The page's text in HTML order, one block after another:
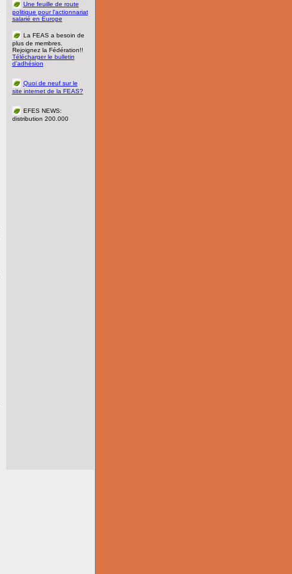
Une feuille de route
politique pour l'actionnariat
salarié en Europe
La FEAS a besoin de
plus de membres.
Rejoignez la Fédération!!
Télécharger le bulletin
d'adhésion
Quoi de neuf sur le
site internet de la FEAS?
EFES NEWS:
distribution 200.000